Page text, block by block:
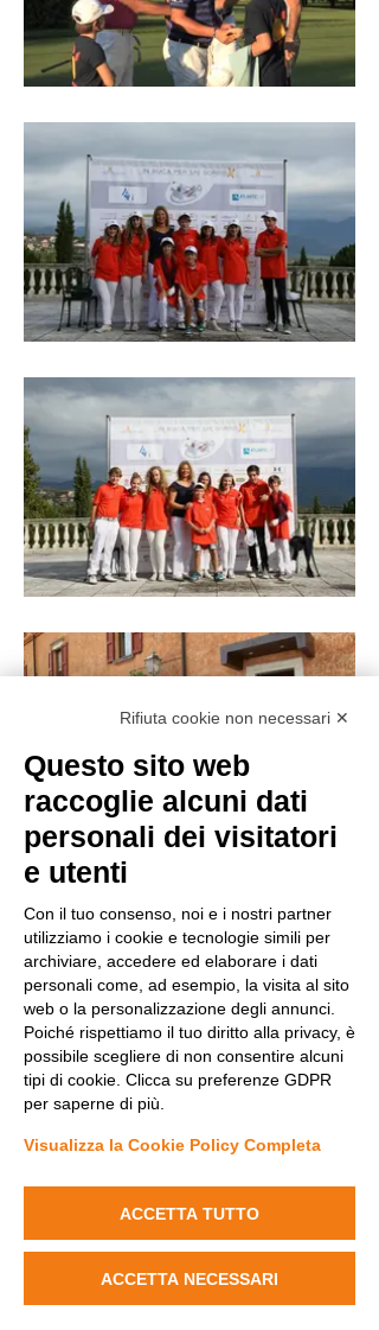
Rifiuta cookie non necessari ✕
Questo sito web
raccoglie alcuni dati
personali dei visitatori
e utenti
Con il tuo consenso, noi e i nostri partner
utilizziamo i cookie e tecnologie simili per
archiviare, accedere ed elaborare i dati
personali come, ad esempio, la visita al sito
web o la personalizzazione degli annunci.
Poiché rispettiamo il tuo diritto alla privacy, è
possibile scegliere di non consentire alcuni
tipi di cookie. Clicca su preferenze GDPR
per saperne di più.
Visualizza la Cookie Policy Completa
ACCETTA TUTTO
ACCETTA NECESSARI